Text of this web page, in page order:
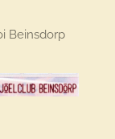
Beinsdorp